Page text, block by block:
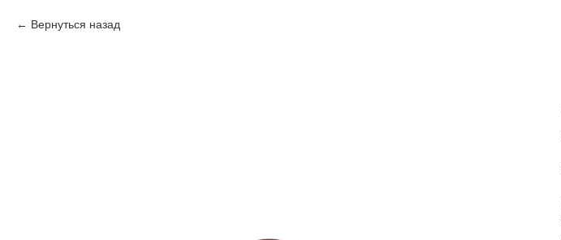
Вернуться назад